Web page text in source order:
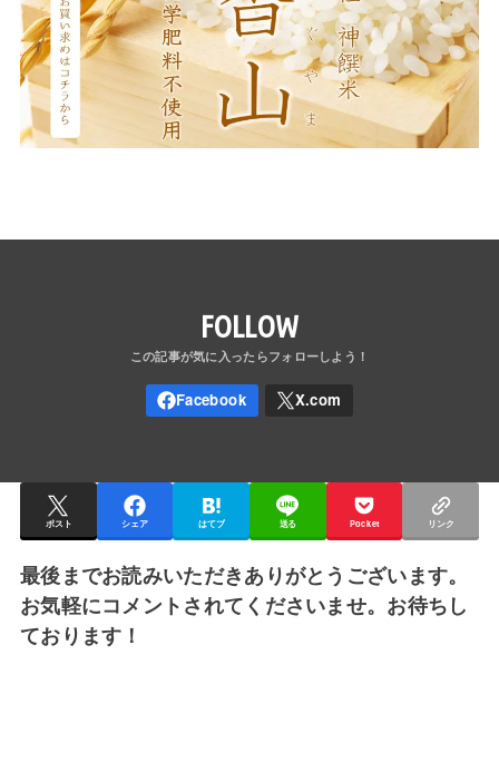
FOLLOW
ポスト シェア はてブ 送る Pocket リンク
最後までお読みいただきありがとうございます。
お気軽にコメントされてくださいませ。お待ちし
ております！